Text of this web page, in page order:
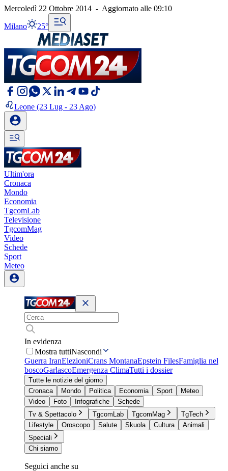
Mercoledì 22 Ottobre 2014 - Aggiornato alle 09:10
Milano 25°
Leone (23 Lug - 23 Ago)
Ultim'ora
Cronaca
Mondo
Economia
TgcomLab
Televisione
TgcomMag
Video
Schede
Sport
Meteo
In evidenza
Mostra tuttiNascondi
Guerra IranElezioniCrans MontanaEpstein FilesFamiglia nel
boscoGarlascoEmergenza ClimaTutti i dossier
Tutte le notizie del giorno
Cronaca
Mondo Politica Economia Sport
Meteo
Video
Foto Infografiche
Schede
Tv & Spettacolo
TgcomLab TgcomMag
TgTech
Lifestyle
Oroscopo Salute Skuola Cultura
Animali
Speciali
Chi siamo
Seguici anche su